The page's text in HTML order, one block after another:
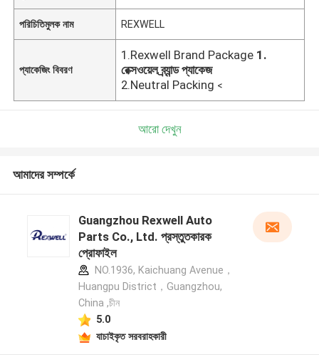
পরিচিতিমুলক নাম REXWELL
প্যাকেজিং বিবরণ
1.Rexwell Brand Package 1.
রেক্সওয়েল ব্র্যান্ড প্যাকেজ
2.Neutral Packing <
আরো দেখুন
আমাদের সম্পর্কে
Guangzhou Rexwell Auto
Parts Co., Ltd. প্রস্তুতকারক
প্রোফাইল
NO.1936, Kaichuang Avenue，
Huangpu District，Guangzhou,
China ,চীন
5.0
যাচাইকৃত সরবরাহকারী